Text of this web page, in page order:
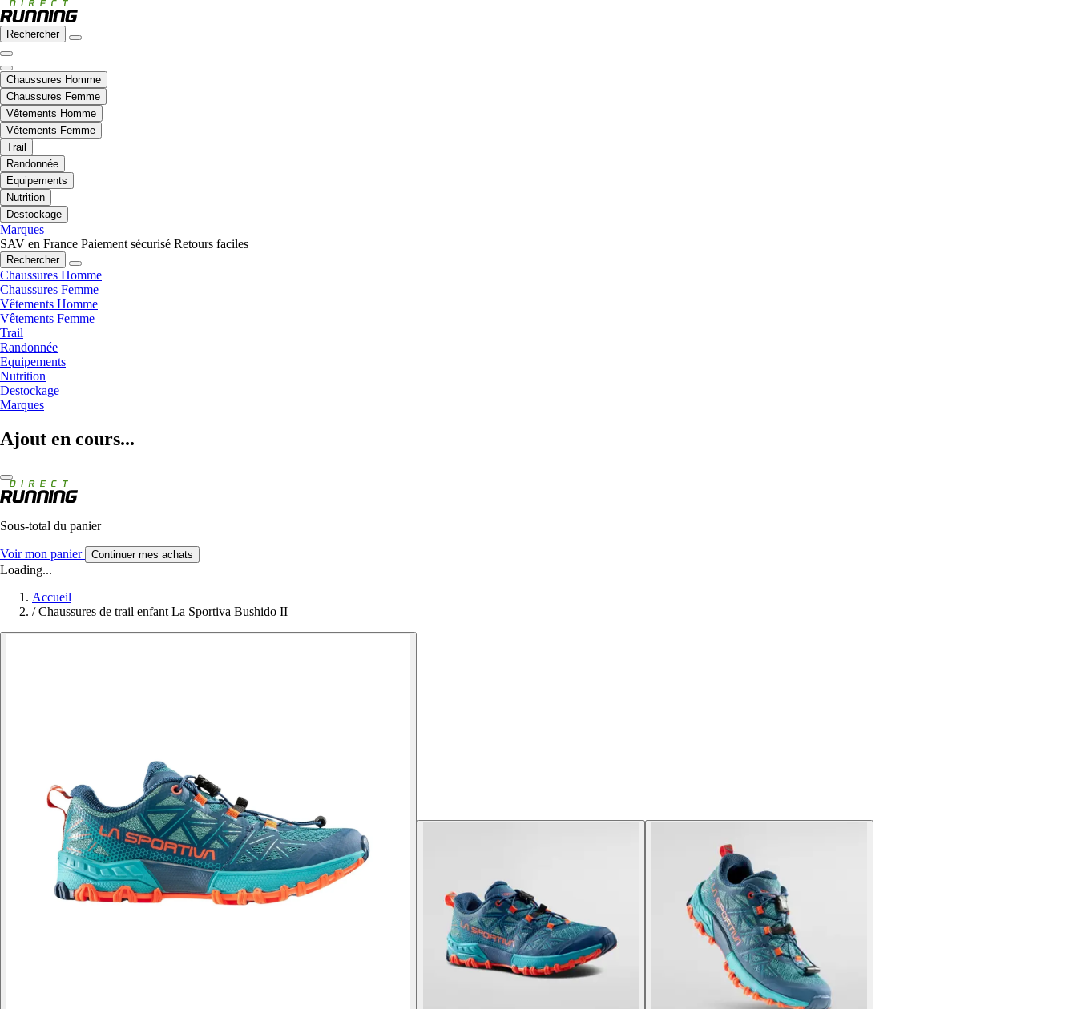
Rechercher
Chaussures Homme
Chaussures Femme
Vêtements Homme
Vêtements Femme
Trail
Randonnée
Equipements
Nutrition
Destockage
Marques
SAV en France Paiement sécurisé Retours faciles
Rechercher
Chaussures Homme
Chaussures Femme
Vêtements Homme
Vêtements Femme
Trail
Randonnée
Equipements
Nutrition
Destockage
Marques
Ajout en cours...
Sous-total du panier
Voir mon panier Continuer mes achats
Loading...
Accueil
/ Chaussures de trail enfant La Sportiva Bushido II